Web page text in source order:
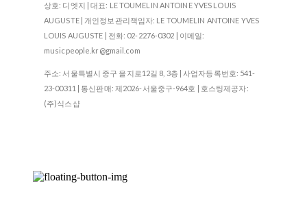
상호: 디엣지 | 대표: LE TOUMELIN ANTOINE YVES LOUIS
AUGUSTE | 개인정보관리책임자: LE TOUMELIN ANTOINE YVES
LOUIS AUGUSTE | 전화: 02-2276-0302 | 이메일:
musicpeople.kr@gmail.com
주소: 서울특별시 중구 을지로12길 8, 3층 | 사업자등록번호: 541-
23-00311 | 통신판매: 제2026-서울중구-964호 | 호스팅제공자:
(주)식스샵